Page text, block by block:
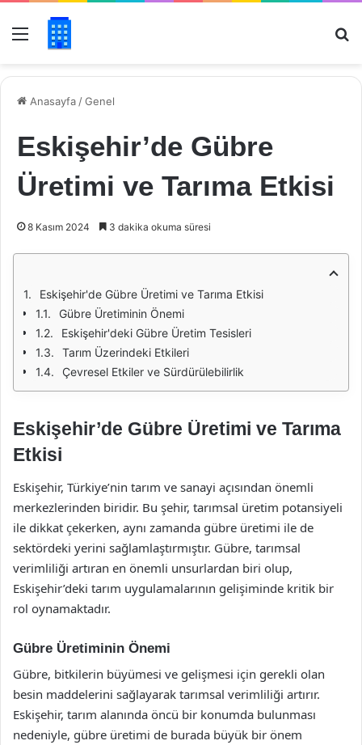
Menü
Anasayfa /Genel
Eskişehir’de Gübre
Üretimi ve Tarıma Etkisi
8 Kasım 2024 3 dakika okuma süresi
Eskişehir'de Gübre Üretimi ve Tarıma Etkisi
Gübre Üretiminin Önemi
Eskişehir'deki Gübre Üretim Tesisleri
Tarım Üzerindeki Etkileri
Çevresel Etkiler ve Sürdürülebilirlik
Eskişehir’de Gübre Üretimi ve Tarıma
Etkisi
Eskişehir, Türkiye’nin tarım ve sanayi açısından önemli
merkezlerinden biridir. Bu şehir, tarımsal üretim potansiyeli
ile dikkat çekerken, aynı zamanda gübre üretimi ile de
sektördeki yerini sağlamlaştırmıştır. Gübre, tarımsal
verimliliği artıran en önemli unsurlardan biri olup,
Eskişehir’deki tarım uygulamalarının gelişiminde kritik bir
rol oynamaktadır.
Gübre Üretiminin Önemi
Gübre, bitkilerin büyümesi ve gelişmesi için gerekli olan
besin maddelerini sağlayarak tarımsal verimliliği artırır.
Eskişehir, tarım alanında öncü bir konumda bulunması
nedeniyle, gübre üretimi de burada büyük bir önem